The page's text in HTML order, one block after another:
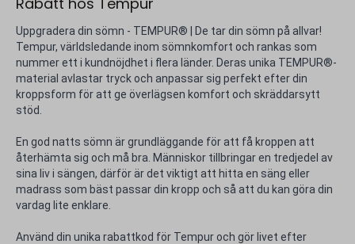
Uppgradera din sömn - TEMPUR® | De tar din sömn på allvar!
Tempur, världsledande inom sömnkomfort och rankas som
nummer ett i kundnöjdhet i flera länder. Deras unika TEMPUR®-
material avlastar tryck och anpassar sig perfekt efter din
kroppsform för att ge överlägsen komfort och skräddarsytt
stöd.
En god natts sömn är grundläggande för att få kroppen att
återhämta sig och må bra. Människor tillbringar en tredjedel av
sina liv i sängen, därför är det viktigt att hitta en säng eller
madrass som bäst passar din kropp och så att du kan göra din
vardag lite enklare.
Använd din unika rabattkod för Tempur och gör livet efter